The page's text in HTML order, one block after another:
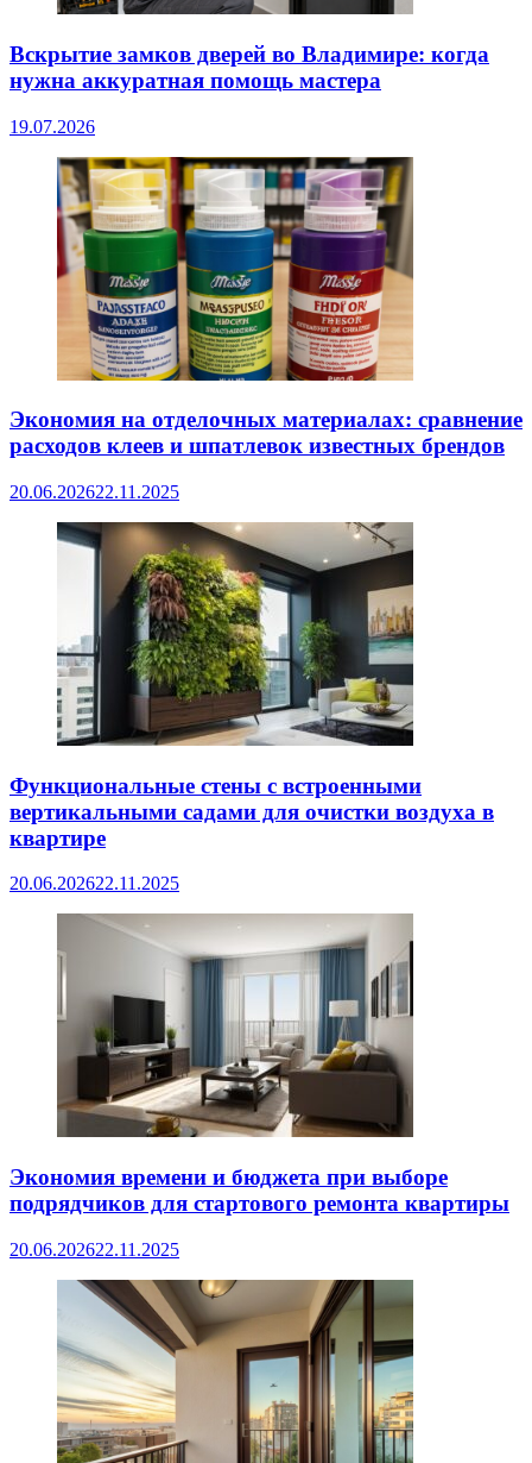
Вскрытие замков дверей во Владимире: когда
нужна аккуратная помощь мастера
19.07.2026
Экономия на отделочных материалах: сравнение
расходов клеев и шпатлевок известных брендов
20.06.202622.11.2025
Функциональные стены с встроенными
вертикальными садами для очистки воздуха в
квартире
20.06.202622.11.2025
Экономия времени и бюджета при выборе
подрядчиков для стартового ремонта квартиры
20.06.202622.11.2025